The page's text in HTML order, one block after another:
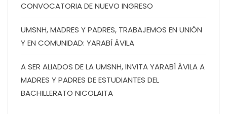
CONVOCATORIA DE NUEVO INGRESO
UMSNH, MADRES Y PADRES, TRABAJEMOS EN UNIÓN
Y EN COMUNIDAD: YARABÍ ÁVILA
A SER ALIADOS DE LA UMSNH, INVITA YARABÍ ÁVILA A
MADRES Y PADRES DE ESTUDIANTES DEL
BACHILLERATO NICOLAITA